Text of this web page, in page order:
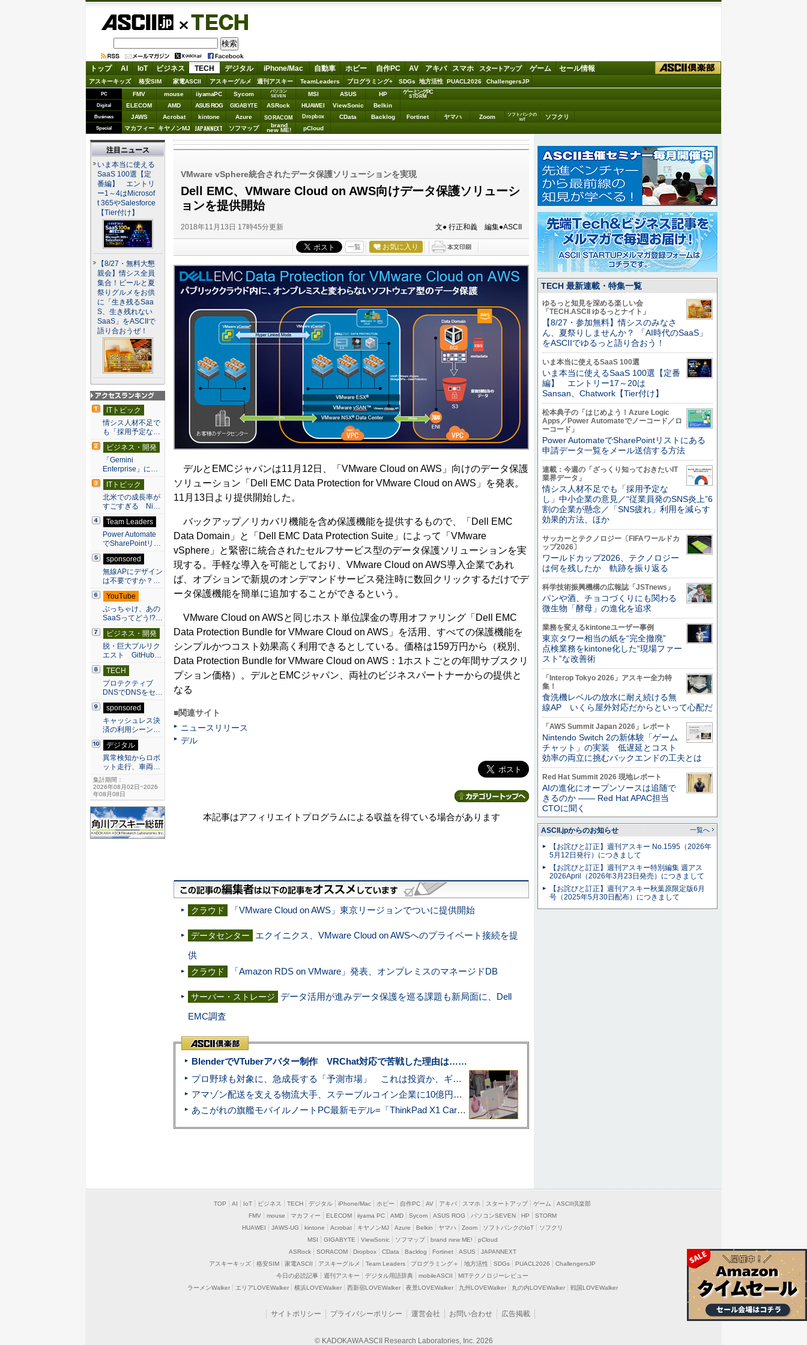
TECH
トップ AI IoT ビジネス TECH デジタル iPhone/Mac 自動車 ホビー 自作PC AV アキバ スマホ スタートアップ ゲーム セール情報
アスキーキッズ 格安SIM 家電ASCII アスキーグルメ 週刊アスキー TeamLeaders プログラミング+ SDGs 地方活性 PUACL2026 ChallengersJP
PC FMV mouse iiyamaPC Sycom
パソコン
SEVEN
MSI ASUS HP ゲーミングPC
STORM
Digital ELECOM AMD ASUS ROG GIGABYTE ASRock HUAWEI ViewSonic Belkin
Business JAWS Acrobat kintone Azure SORACOM Dropbox CData Backlog Fortinet ヤマハ Zoom
ソフトバンクの
IoT
ソフクリ
Special マカフィー キヤノンMJ JAPANNEXT ソフマップ brand
new ME! pCloud
VMware vSphere統合されたデータ保護ソリューションを実現
Dell EMC、VMware Cloud on AWS向けデータ保護ソリューシ
ョンを提供開始
2018年11月13日 17時45分更新 文● 行正和義 編集●ASCII
一覧 お気に入り
デルとEMCジャパンは11月12日、「VMware Cloud on AWS」向けのデータ保護
ソリューション「Dell EMC Data Protection for VMware Cloud on AWS」を発表。
11月13日より提供開始した。
バックアップ／リカバリ機能を含め保護機能を提供するもので、「Dell EMC
Data Domain」と「Dell EMC Data Protection Suite」によって「VMware
vSphere」と緊密に統合されたセルフサービス型のデータ保護ソリューションを実
現する。手軽な導入を可能としており、VMware Cloud on AWS導入企業であれ
ば、オプションで新規のオンデマンドサービス発注時に数回クリックするだけでデ
ータ保護機能を簡単に追加することができるという。
VMware Cloud on AWSと同じホスト単位課金の専用オファリング「Dell EMC
Data Protection Bundle for VMware Cloud on AWS」を活用、すべての保護機能を
シンプルかつコスト効果高く利用できるとしている。価格は159万円から（税別、
Data Protection Bundle for VMware Cloud on AWS：1ホストごとの年間サブスクリ
プション価格）。デルとEMCジャパン、両社のビジネスパートナーからの提供と
なる
■関連サイト
ニュースリリース
デル
本記事はアフィリエイトプログラムによる収益を得ている場合があります
クラウド 「VMware Cloud on AWS」東京リージョンでついに提供開始
データセンター
エクイニクス、VMware Cloud on AWSへのプライベート接続を提
供
クラウド 「Amazon RDS on VMware」発表、オンプレミスのマネージドDB
サーバー・ストレージ
データ活用が進みデータ保護を巡る課題も新局面に、Dell
EMC調査
BlenderでVTuberアバター制作 VRChat対応で苦戦した理由は……
プロ野球も対象に、急成長する「予測市場」 これは投資か、ギャンブルか
アマゾン配送を支える物流大手、ステーブルコイン企業に10億円投資のワケ
あこがれの旗艦モバイルノートPC最新モデル=「ThinkPad X1 Carbon Gen 14 Aura Edition」実機レビュー
注目ニュース
いま本当に使える
SaaS 100選【定
番編】 エントリ
ー1～4はMicrosof
t 365やSalesforce
【Tier付け】
【8/27・無料大懇
親会】情シス全員
集合！ビールと夏
祭りグルメをお供
に「生き残るSaa
S、生き残れない
SaaS」をASCIIで
語り合おうぜ！
アクセスランキン
グ
ITトピック
情シス人材不足で
も「採用予定な…
ビジネス・開発
「Gemini
Enterprise」に…
ITトピック
北米での成長率が
すごすぎる Ni…
Team Leaders
Power Automate
でSharePointリ…
sponsored
無線APにデザイン
は不要ですか？…
YouTube
ぶっちゃけ、あの
SaaSってどう!?…
ビジネス・開発
脱・巨大プルリク
エスト GitHub…
TECH
プロテクティブ
DNSでDNSをセ…
sponsored
キャッシュレス決
済の利用シーン…
デジタル
異常検知からロボ
ット走行、車両…
集計期間：
2026年08月02日~2026
年08月08日
TECH 最新連載・特集一覧
ゆるっと知見を深める楽しい会
「TECH.ASCII ゆるっとナイト」
【8/27・参加無料】情シスのみなさ
ん、夏祭りしませんか？ 「AI時代のSaaS」
をASCIIでゆるっと語り合おう！
いま本当に使えるSaaS 100選
いま本当に使えるSaaS 100選【定番
編】 エントリー17～20は
Sansan、Chatwork【Tier付け】
松本典子の「はじめよう！Azure Logic
Apps／Power Automateでノーコード／ロ
ーコード」
Power AutomateでSharePointリストにある
申請データ一覧をメール送信する方法
連載：今週の「ざっくり知っておきたいIT
業界データ」
情シス人材不足でも「採用予定な
し」中小企業の意見／“従業員発のSNS炎上”6
割の企業が懸念／「SNS疲れ」利用を減らす
効果的方法、ほか
サッカーとテクノロジー〔FIFAワールドカ
ップ2026〕
ワールドカップ2026、テクノロジー
は何を残したか 軌跡を振り返る
科学技術振興機構の広報誌「JSTnews」
パンや酒、チョコづくりにも関わる
微生物「酵母」の進化を追求
業務を変えるkintoneユーザー事例
東京タワー相当の紙を“完全撤廃”
点検業務をkintone化した“現場ファー
スト”な改善術
「Interop Tokyo 2026」アスキー全力特
集！
食洗機レベルの放水に耐え続ける無
線AP いくら屋外対応だからといって心配だ
「AWS Summit Japan 2026」レポート
Nintendo Switch 2の新体験「ゲーム
チャット」の実装 低遅延とコスト
効率の両立に挑むバックエンドの工夫とは
Red Hat Summit 2026 現地レポート
AIの進化にオープンソースは追随で
きるのか ―― Red Hat APAC担当
CTOに聞く
ASCII.jpからのお知らせ 一覧へ
【お詫びと訂正】週刊アスキー No.1595（2026年
5月12日発行）につきまして
【お詫びと訂正】週刊アスキー特別編集 週アス
2026April（2026年3月23日発売）につきまして
【お詫びと訂正】週刊アスキー秋葉原限定版6月
号（2025年5月30日配布）につきまして
TOP AI IoT ビジネス TECH デジタル iPhone/Mac ホビー 自作PC AV アキバ スマホ スタートアップ ゲーム
ASCII倶楽部
FMV
mouse マカフィー ELECOM iiyama PC AMD Sycom ASUS ROG パソコンSEVEN HP
STORM
HUAWEI
JAWS-UG kintone Acrobat キヤノンMJ Azure Belkin ヤマハ Zoom ソフトバンクのIoT
ソフクリ
MSI
GIGABYTE ViewSonic ソフマップ brand new ME!
pCloud
ASRock
SORACOM Dropbox CData Backlog Fortinet ASUS
JAPANNEXT
アスキーキッズ
格安SIM 家電ASCII アスキーグルメ Team Leaders プログラミング＋ 地方活性 SDGs PUACL2026
ChallengersJP
今日の必読記事
週刊アスキー デジタル用語辞典 mobileASCII
MITテクノロジーレビュー
ラーメンWalker
エリアLOVEWalker 横浜LOVEWalker 西新宿LOVEWalker 夜景LOVEWalker 九州LOVEWalker 丸の内LOVEWalker 戦国LOVEWalker
サイトポリシー プライバシーポリシー 運営会社 お問い合わせ 広告掲載
© KADOKAWA ASCII Research Laboratories, Inc. 2026